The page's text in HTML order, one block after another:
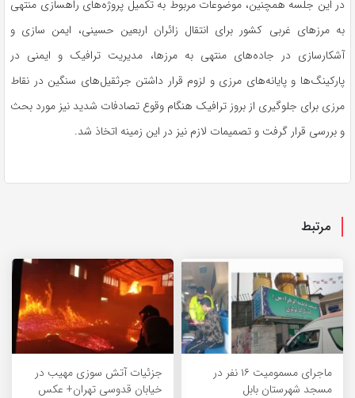
در این جلسه همچنین، موضوعات مربوط به تکمیل پروژه‌های راهسازی منتهی
به مرز‌های غربی کشور برای انتقال زائران اربعین حسینی، ایمن سازی و
آشکارسازی در جاده‌های منتهی به مرزها، مدیریت ترافیک و ایمنی در
پارکینگ‌ها و پایانه‌های مرزی و لزوم قرار داشتن جرثقیل‌های سنگین در نقاط
مرزی برای جلوگیری از بروز ترافیک هنگام وقوع تصادفات شدید نیز مورد بحث
و بررسی قرار گرفت و تصمیمات لازم نیز در این زمینه اتخاذ شد.
مرتبط
ماجرای مسمومیت ۱۶ نفر در
مسجد شهرستان بابل
جزئیات آتش سوزی مهیب در
خیابان قدوسی تهران+ عکس